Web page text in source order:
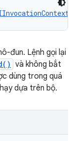
đun. Lệnh gọi lại
và không bắt
dùng trong quá
dựa trên bộ.